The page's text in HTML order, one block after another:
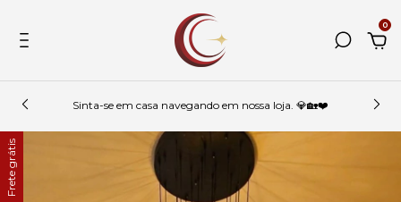
0
Sinta-se em casa navegando em nossa loja. 💎🏡❤️
Frete grátis